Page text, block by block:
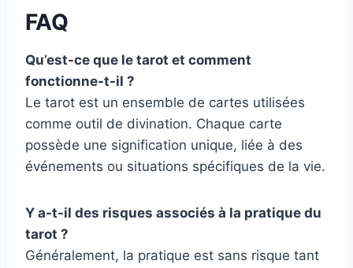
FAQ
Qu’est-ce que le tarot et comment
fonctionne-t-il ?
Le tarot est un ensemble de cartes utilisées
comme outil de divination. Chaque carte
possède une signification unique, liée à des
événements ou situations spécifiques de la vie.
Y a-t-il des risques associés à la pratique du
tarot ?
Généralement, la pratique est sans risque tant